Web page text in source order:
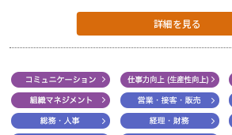
詳細を見る